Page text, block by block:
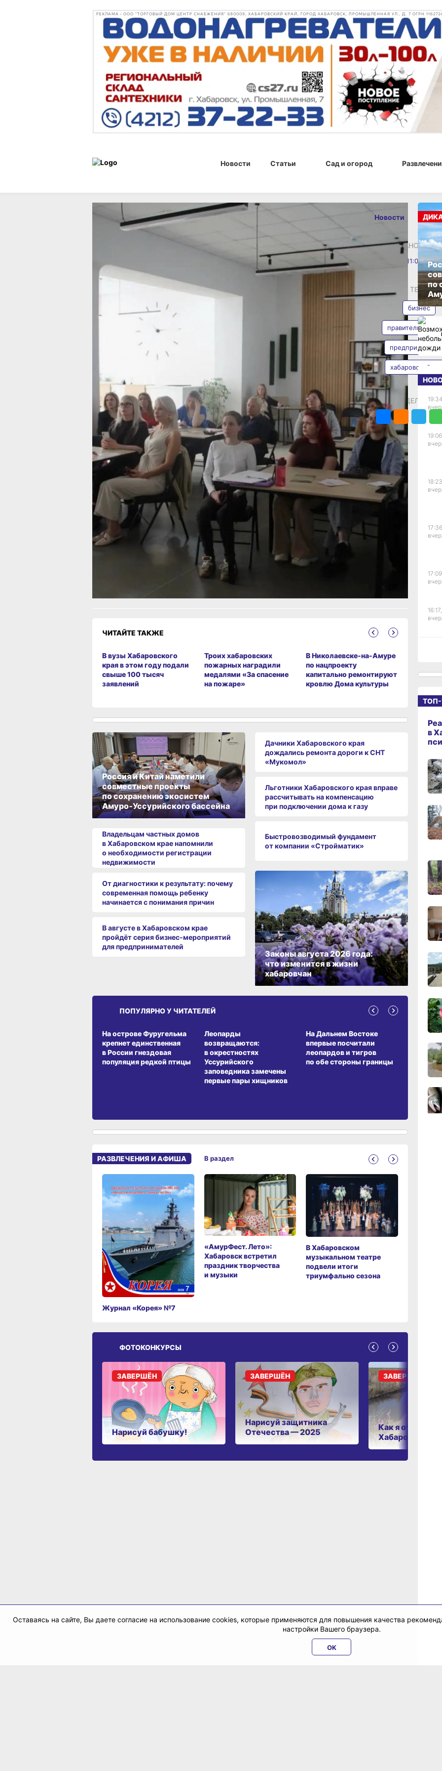
РЕКЛАМА • ООО "ТОРГОВЫЙ ДОМ ЦЕНТР СНАБЖЕНИЯ" 680009, ХАБАРОВСКИЙ КРАЙ, ГОРОД ХАБАРОВСК, ПРОМЫШЛЕННАЯ УЛ., Д. 7 ОГРН
Новости Статьи Сад и огород
Новости 23 мая 2026 г., 11:06
Обучение
для бизнес‑сообщества
и бухгалтеров прошло
в Советской Гавани
Мероприятие организовано в рамках национального проекта
«Эффективная и конкурентная экономика»
В Советской Гавани состоялось обучающее мероприятие
для представителей бизнес‑сообщества и специалистов
по бухгалтерскому учёту. Об этом сообщили в пресс‑службе
регионального правительства. Встречу провел Краевой центр
Мероприятие включало два тематических блока. В рамках
первого блока участники ознакомились с действующими
региональными мерами поддержки бизнеса: узнали
о возможностях финансовой помощи, особенностях
использования бренда «Сделано в Хабаровском крае»
и получили практические рекомендации экспертов
по запуску и развитию собственного дела.
Второй блок был ориентирован на профессиональное
развитие бухгалтеров. Для них организовали обучение
по программе профессиональной переподготовки
«Бухгалтерский учёт, анализ и аудит», по итогам которого
участники получили сертификаты. Дополнительно все
слушатели получили доступ к онлайн‑платформе
для самостоятельного освоения материалов.
В ТЕМУ:
Министр образования края проверил ход капремонта
госуниверситета в Комсомольске‑на‑Амуре
Читайте нас в соцсетях: ВКонтакте ,Одноклассники,
илиЯндекс.Дзен
Как вам материал?
Удивило Грустно
Новости
ОПУБЛИКОВАНО
23 мая 2026 г., 11:06
ТЕГИ
бизнес
правительство
хабаровский
ПОДЕЛИТЬСЯ
ЧИТАЙТЕ ТАКЖЕ
В вузы Хабаровского
края в этом году подали
свыше 100 тысяч
заявлений
Троих хабаровских
пожарных наградили
медалями «За спасение
на пожаре»
В Николаевске-на-Амуре
по нацпроекту
капитально ремонтируют
кровлю Дома культуры
Россия и Китай наметили
совместные проекты
по сохранению экосистем
Амуро‑Уссурийского бассейна
Владельцам частных домов
в Хабаровском крае напомнили
о необходимости регистрации
недвижимости
От диагностики к результату: почему
современная помощь ребенку
начинается с понимания причин
В августе в Хабаровском крае
пройдёт серия бизнес‑мероприятий
для предпринимателей
Дачники Хабаровского края
дождались ремонта дороги к СНТ
«Мукомол»
Льготники Хабаровского края вправе
рассчитывать на компенсацию
при подключении дома к газу
Быстровозводимый фундамент
от компании «Стройматик»
Законы августа 2026 года:
что изменится в жизни
хабаровчан
ПОПУЛЯРНО У ЧИТАТЕЛЕЙ
На острове Фуругельма
крепнет единственная
в России гнездовая
популяция редкой птицы
Леопарды
возвращаются:
в окрестностях
Уссурийского
заповедника замечены
первые пары хищников
На Дальнем Востоке
впервые посчитали
леопардов и тигров
по обе стороны границы
ЗЕМЛЯКИ
РАЗВЛЕЧЕНИЯ И АФИША
Журнал «Корея» №7
«АмурФест. Лето»:
Хабаровск встретил
праздник творчества
и музыки
В Хабаровском
музыкальном театре
подвели итоги
триумфально сезона
В раздел
ФОТОКОНКУРСЫ
Нарисуй бабушку!
ЗАВЕРШЁН
Нарисуй защитника
Отечества — 2025
ЗАВЕРШЁН
Как я отдыхаю в
Хабаровском
ЗАВЕРШЁН
по
16:17,
12:19,
11:43,
вчера
10:10,
ТОП-
в
Оставаясь на сайте, Вы даете согласие на использование cookies, которые применяются для повышения качества
настройки Вашего браузера.
OK